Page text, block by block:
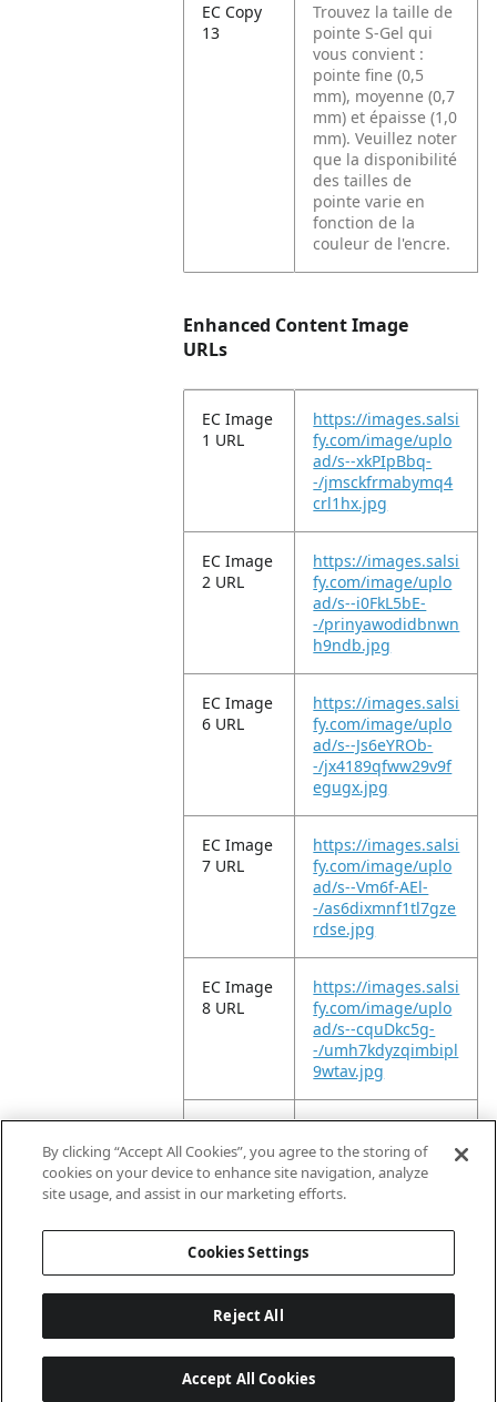
EC Copy
13
Trouvez la taille de
pointe S-Gel qui
vous convient :
pointe fine (0,5
mm), moyenne (0,7
mm) et épaisse (1,0
mm). Veuillez noter
que la disponibilité
des tailles de
pointe varie en
fonction de la
couleur de l'encre.
Enhanced Content Image
URLs
EC Image
1 URL
https://images.salsi
fy.com/image/uplo
ad/s--xkPIpBbq-
-/jmsckfrmabymq4
crl1hx.jpg
EC Image
2 URL
https://images.salsi
fy.com/image/uplo
ad/s--i0FkL5bE-
-/prinyawodidbnwn
h9ndb.jpg
EC Image
6 URL
https://images.salsi
fy.com/image/uplo
ad/s--Js6eYROb-
-/jx4189qfww29v9f
egugx.jpg
EC Image
7 URL
https://images.salsi
fy.com/image/uplo
ad/s--Vm6f-AEl-
-/as6dixmnf1tl7gze
rdse.jpg
EC Image
8 URL
https://images.salsi
fy.com/image/uplo
ad/s--cquDkc5g-
-/umh7kdyzqimbipl
9wtav.jpg
EC Image
9 URL
https://images.salsi
fy.com/image/uplo
ad/s--pdOmw-fS-
-/mwe4acfbhkrz87r
By clicking “Accept All Cookies”, you agree to the storing of
cookies on your device to enhance site navigation, analyze
site usage, and assist in our marketing efforts.
Cookies Settings
Reject All
Accept All Cookies